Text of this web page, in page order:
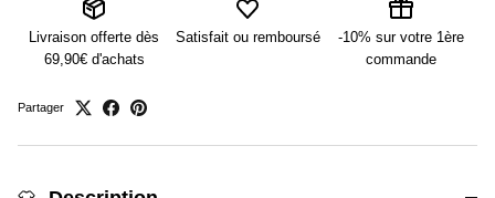
Livraison offerte dès
69,90€ d'achats
Satisfait ou remboursé
-10% sur votre 1ère
commande
Partager